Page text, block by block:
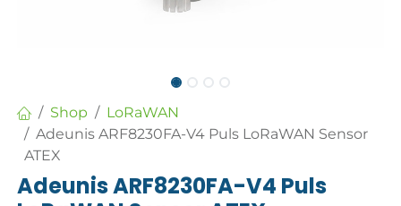
Shop
LoRaWAN
Adeunis ARF8230FA-V4 Puls LoRaWAN Sensor
ATEX
Adeunis ARF8230FA-V4 Puls